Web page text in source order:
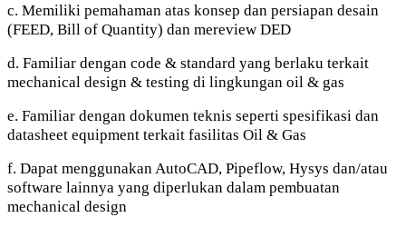
c. Memiliki pemahaman atas konsep dan persiapan desain
(FEED, Bill of Quantity) dan mereview DED
d. Familiar dengan code & standard yang berlaku terkait
mechanical design & testing di lingkungan oil & gas
e. Familiar dengan dokumen teknis seperti spesifikasi dan
datasheet equipment terkait fasilitas Oil & Gas
f. Dapat menggunakan AutoCAD, Pipeflow, Hysys dan/atau
software lainnya yang diperlukan dalam pembuatan
mechanical design